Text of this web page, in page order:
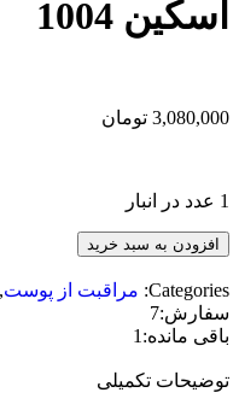
اسکین 1004
3,080,000 تومان
1 عدد در انبار
افزودن به سبد خرید
Categories: مراقبت از پوست,
سفارش:7
باقی مانده: 1
توضیحات تکمیلی